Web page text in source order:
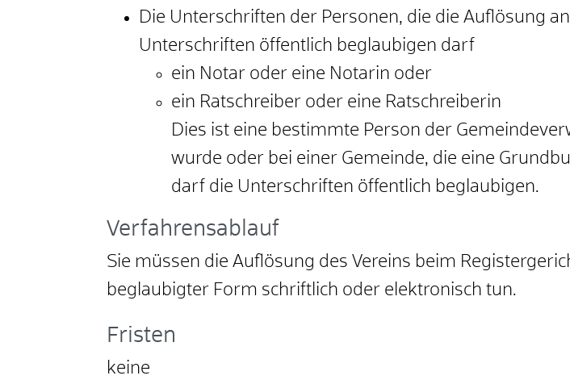
Die Unterschriften der Personen, die die Auflösung
Unterschriften öffentlich beglaubigen darf
ein Notar oder eine Notarin oder
ein Ratschreiber oder eine Ratschreiberin
Dies ist eine bestimmte Person der
wurde oder bei einer Gemeinde, die eine
darf die Unterschriften öffentlich beglaubigen.
Verfahrensablauf
Sie müssen die Auflösung des Vereins beim
beglaubigter Form schriftlich oder elektronisch tun.
Fristen
keine